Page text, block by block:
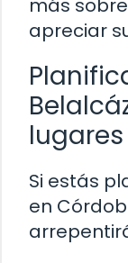
más
apreciar
Si estás
en